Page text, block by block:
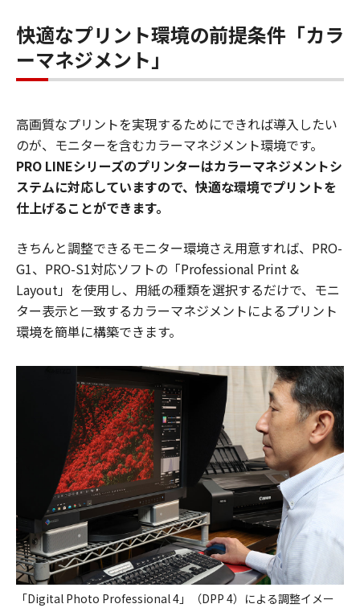
快適なプリント環境の前提条件「カラ
ーマネジメント」
高画質なプリントを実現するためにできれば導入したい
のが、モニターを含むカラーマネジメント環境です。
PRO LINEシリーズのプリンターはカラーマネジメントシ
ステムに対応していますので、快適な環境でプリントを
仕上げることができます。
きちんと調整できるモニター環境さえ用意すれば、PRO-
G1、PRO-S1対応ソフトの「Professional Print &
Layout」を使用し、用紙の種類を選択するだけで、モニ
ター表示と一致するカラーマネジメントによるプリント
環境を簡単に構築できます。
「Digital Photo Professional 4」（DPP 4）による調整イメー